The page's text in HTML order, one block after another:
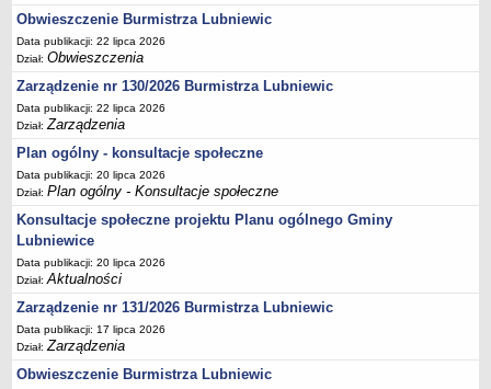
Apele
JEDNOSTKI ORGANIZACYJNE
Biblioteka - Centrum Kultury
Zespół Szkolno-Przedszkolny
Miejsko-Gminny Ośrodek Pomocy Społecznej
Zakład Gospodarki Komunalnej
Środowiskowy Dom Samopomocy
MAJĄTEK I FINANSE
Budżet Gminy
Majątek Gminy
Sprawozdania z wykonania budżetu - kwartalne
Sprawozdania z wykonania budżetu - półroczne, roczne
Umorzenia, odroczenia, raty
Fundacje i Stowarzyszenia dofinansowane z JST
Obwieszczenie Burmistrza Lubniewic
Data publikacji: 22 lipca 2026
Dział:Obwieszczenia
Zarządzenie nr 130/2026 Burmistrza Lubniewic
Data publikacji: 22 lipca 2026
Dział:Zarządzenia
Plan ogólny - konsultacje społeczne
Data publikacji: 20 lipca 2026
Dział:Plan ogólny - Konsultacje społeczne
Konsultacje społeczne projektu Planu ogólnego Gminy
Lubniewice
Data publikacji: 20 lipca 2026
Dział:Aktualności
Zarządzenie nr 131/2026 Burmistrza Lubniewic
Data publikacji: 17 lipca 2026
Dział:Zarządzenia
Obwieszczenie Burmistrza Lubniewic